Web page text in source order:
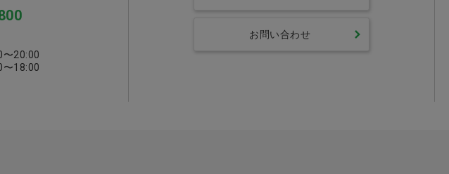
20:00
18:00
お問い合わせ